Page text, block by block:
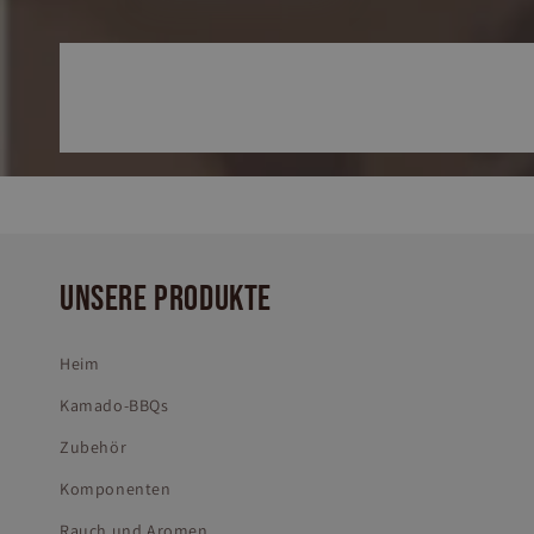
UNSERE PRODUKTE
Heim
Kamado-BBQs
Zubehör
Komponenten